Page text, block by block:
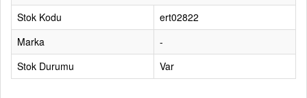
Stok Kodu
ert02822
Marka
-
Stok Durumu
Var